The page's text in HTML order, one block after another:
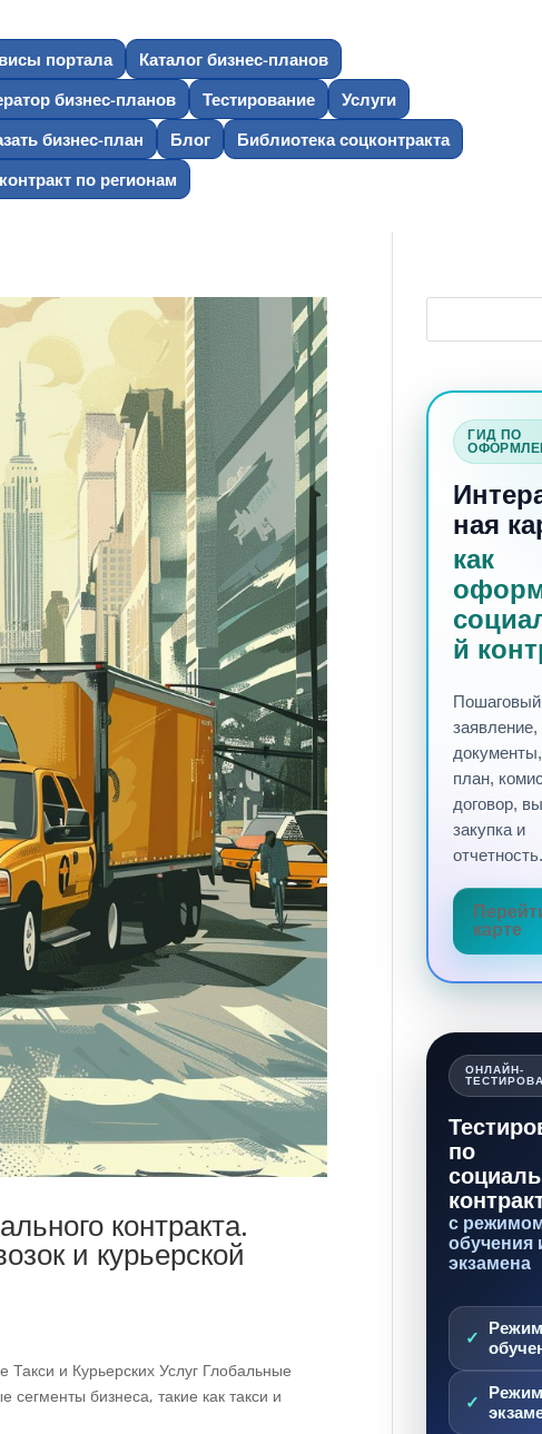
портала
Каталог бизнес-планов
бизнес-планов
Тестирование
Услуги
бизнес-план
Блог
Библиотека соцконтракта
по регионам
контракта.
и курьерской
и Курьерских Услуг Глобальные
бизнеса, такие как такси и
ГИД ПО
ная
как
й
Пошаговый
заявление,
план,
договор,
закупка и
отчетность.
карте
ОНЛАЙН-
по
с
обучения
экзамена
Режим
Режим